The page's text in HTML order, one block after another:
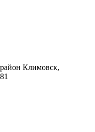
Климовск,